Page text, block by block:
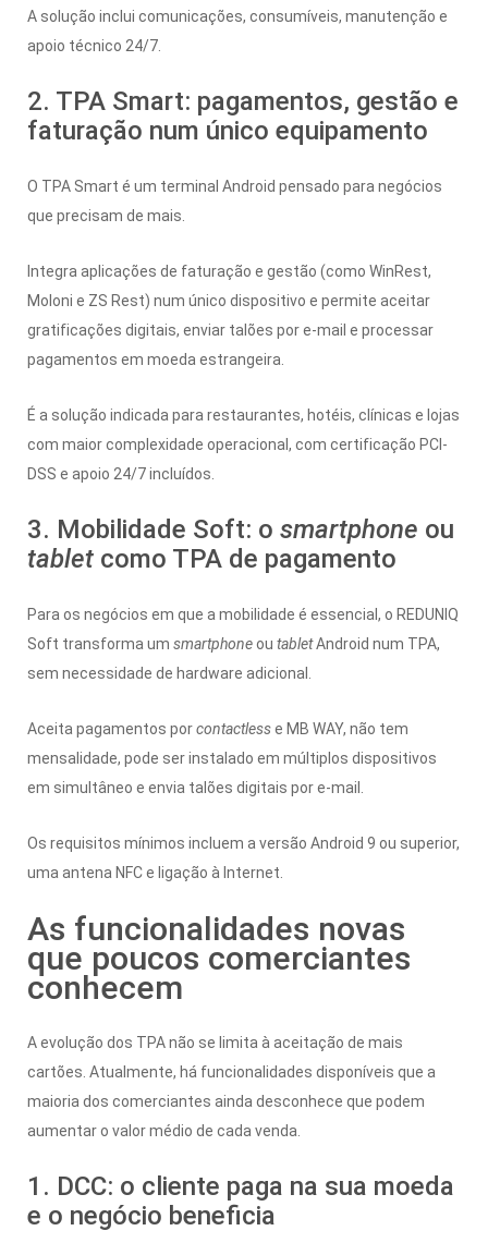
A solução inclui comunicações, consumíveis, manutenção e
apoio técnico 24/7.
2. TPA Smart: pagamentos, gestão e
faturação num único equipamento
O TPA Smart é um terminal Android pensado para negócios
que precisam de mais.
Integra aplicações de faturação e gestão (como WinRest,
Moloni e ZS Rest) num único dispositivo e permite aceitar
gratificações digitais, enviar talões por e-mail e processar
pagamentos em moeda estrangeira.
É a solução indicada para restaurantes, hotéis, clínicas e lojas
com maior complexidade operacional, com certificação PCI-
DSS e apoio 24/7 incluídos.
3. Mobilidade Soft: o smartphone ou
tablet como TPA de pagamento
Para os negócios em que a mobilidade é essencial, o REDUNIQ
Soft transforma um smartphoneou tabletAndroid num TPA,
sem necessidade de hardware adicional.
Aceita pagamentos porcontactlesse MB WAY, não tem
mensalidade, pode ser instalado em múltiplos dispositivos
em simultâneo e envia talões digitais por e-mail.
Os requisitos mínimos incluem a versão Android 9 ou superior,
uma antena NFC e ligação à Internet.
As funcionalidades novas
que poucos comerciantes
conhecem
A evolução dos TPA não se limita à aceitação de mais
cartões. Atualmente, há funcionalidades disponíveis que a
maioria dos comerciantes ainda desconhece que podem
aumentar o valor médio de cada venda.
1. DCC: o cliente paga na sua moeda
e o negócio beneficia